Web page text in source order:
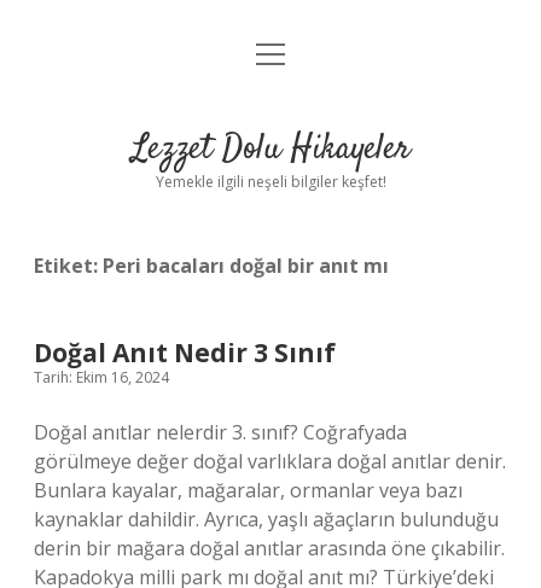
Anasayfa
Yasal Uyarı
menüyü
Lezzet Dolu Hikayeler
Yemekle ilgili neşeli bilgiler keşfet!
Etiket: Peri bacaları doğal bir anıt mı
Doğal Anıt Nedir 3 Sınıf
Tarih: Ekim 16, 2024
Doğal anıtlar nelerdir 3. sınıf? Coğrafyada
görülmeye değer doğal varlıklara doğal anıtlar denir.
Bunlara kayalar, mağaralar, ormanlar veya bazı
kaynaklar dahildir. Ayrıca, yaşlı ağaçların bulunduğu
derin bir mağara doğal anıtlar arasında öne çıkabilir.
Kapadokya milli park mı doğal anıt mı? Türkiye’deki